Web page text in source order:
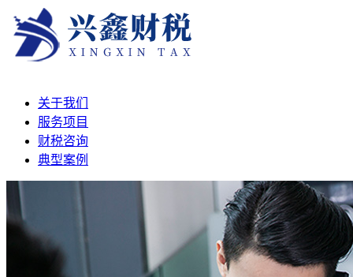
关于我们
服务项目
财税咨询
典型案例